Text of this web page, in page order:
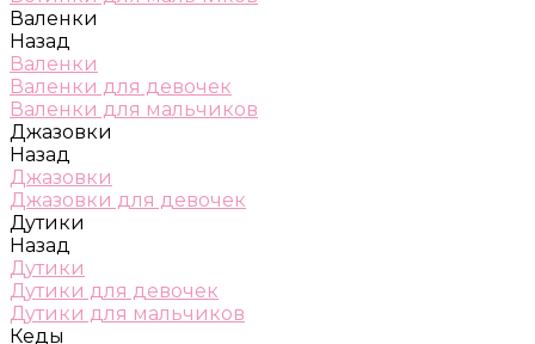
Валенки
Назад
Валенки
Валенки для девочек
Валенки для мальчиков
Джазовки
Назад
Джазовки
Джазовки для девочек
Дутики
Назад
Дутики
Дутики для девочек
Дутики для мальчиков
Кеды